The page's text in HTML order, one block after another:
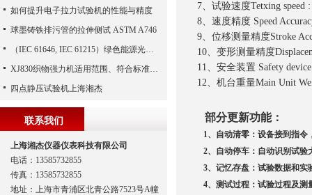
7、试验速度Tetxing speed
8、速度精度 Speed
9、位移测量精度Stroke
10、变形测量精度
11、安全装置 Safety
12、机台重量Main Unit
部分更新功能：
1、自动清零：设备接到指令
2、自动停车：自动识别试验
3、记忆存盘：试验数据和
4、测试过程：试验过程及
如何提升电子拉力试验机的性能与精度
球墨铸铁排污管的拉伸侧试 ASTM A746
（IEC 61646, IEC 61215）绿色能源光伏太阳能电池的力学性能试验
XJ830织物强力机适用范围、符合标准、技术参数
四点静压试验机上海湘杰
联系我们
上海湘杰仪器仪表科技有限公司
电话：13585732855
传真：13585732855
地址：上海市青浦区北青公路7523号A幢